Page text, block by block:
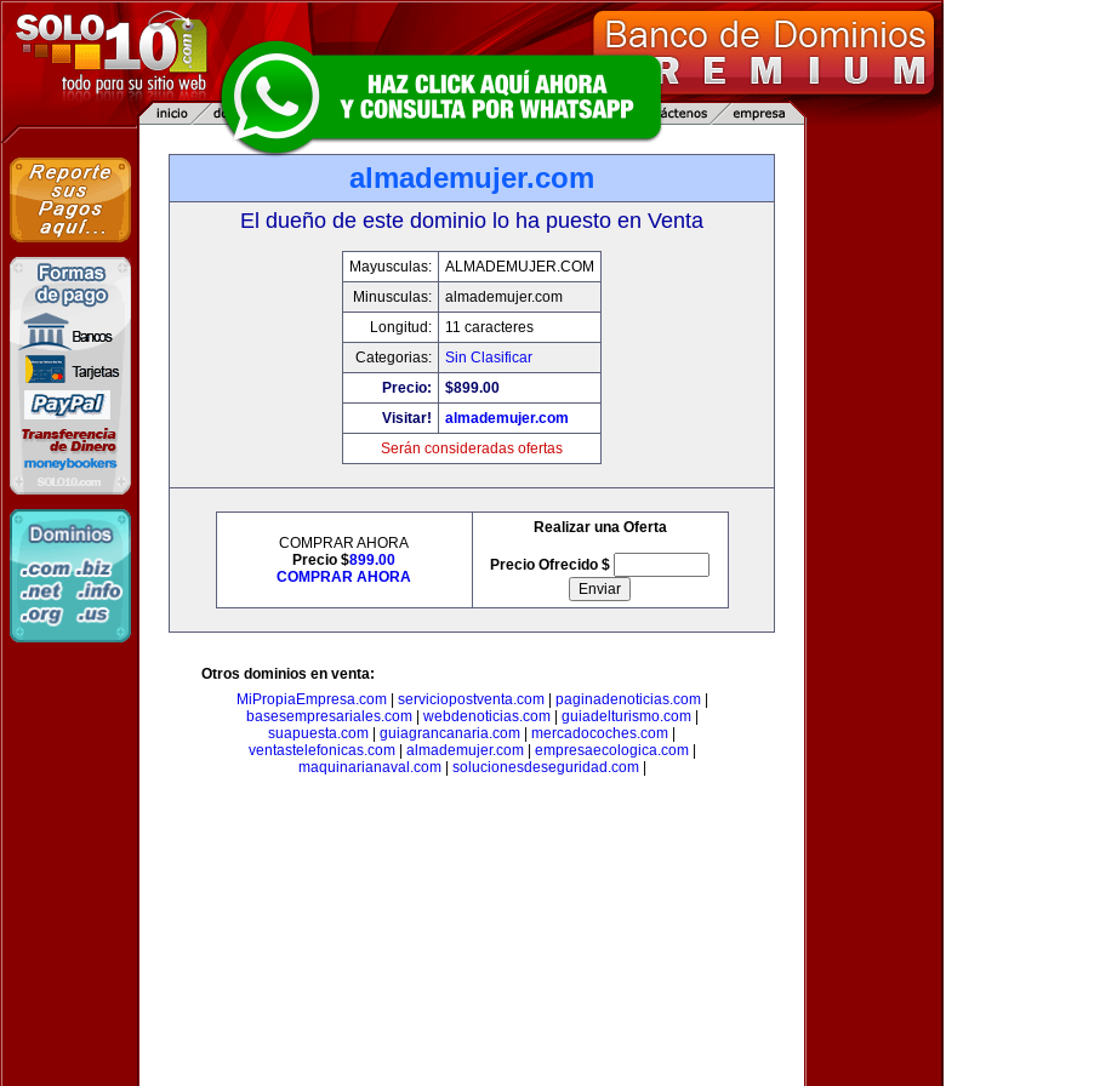
almademujer.com
El dueño de este dominio lo ha puesto en Venta
Mayusculas:
ALMADEMUJER.COM
Minusculas:
almademujer.com
Longitud:
11 caracteres
Categorias:
Sin Clasificar
Precio:
$899.00
Visitar!
almademujer.com
Serán consideradas ofertas
COMPRAR AHORA
Precio $899.00
COMPRAR AHORA
Realizar una Oferta
Precio Ofrecido $
Otros dominios en venta:
MiPropiaEmpresa.com| serviciopostventa.com| paginadenoticias.com|
basesempresariales.com| webdenoticias.com| guiadelturismo.com|
suapuesta.com
guiagrancanaria.com mercadocoches.com
ventastelefonicas.com| almademujer.com| empresaecologica.com|
maquinarianaval.com| solucionesdeseguridad.com|